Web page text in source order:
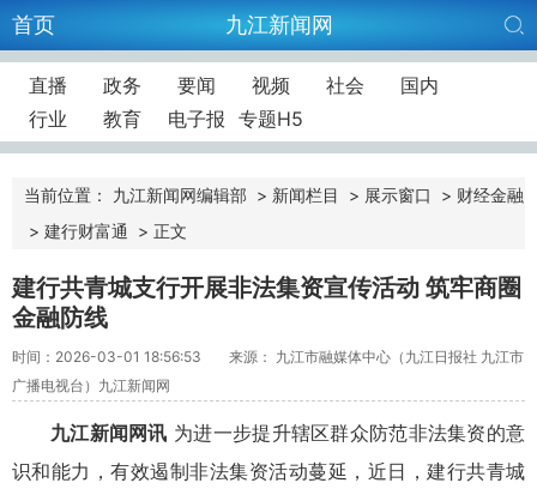
首页 九江新闻网
直播 政务 要闻 视频 社会
国内
行业
教育 电子报 专题H5
当前位置： 九江新闻网编辑部 > 新闻栏目 > 展示窗口 > 财经金融
> 建行财富通 > 正文
建行共青城支行开展非法集资宣传活动 筑牢商圈
金融防线
时间：2026-03-01 18:56:53
来源： 九江市融媒体中心（九江日报社 九江市
广播电视台）九江新闻网
九江新闻网讯 为进一步提升辖区群众防范非法集资的意
识和能力，有效遏制非法集资活动蔓延，近日，建行共青城